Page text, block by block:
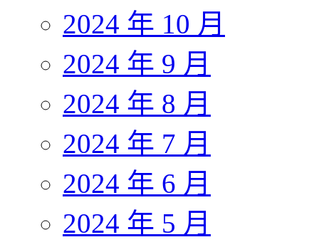
2024 年 10 月
2024 年 9 月
2024 年 8 月
2024 年 7 月
2024 年 6 月
2024 年 5 月